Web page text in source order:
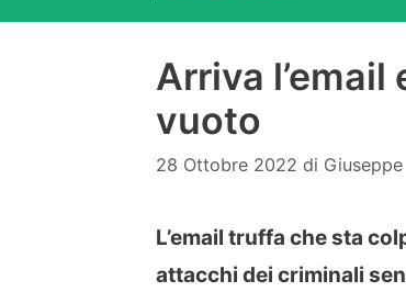
Arriva
vuoto
28 Ottobre 2022 di Giuseppe
L’email truffa che sta
attacchi dei criminali